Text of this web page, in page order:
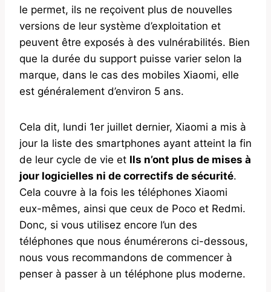
le permet, ils ne reçoivent plus de nouvelles
versions de leur système d’exploitation et
peuvent être exposés à des vulnérabilités. Bien
que la durée du support puisse varier selon la
marque, dans le cas des mobiles Xiaomi, elle
est généralement d’environ 5 ans.
Cela dit, lundi 1er juillet dernier, Xiaomi a mis à
jour la liste des smartphones ayant atteint la fin
de leur cycle de vie et Ils n’ont plus de mises à
jour logicielles ni de correctifs de sécurité.
Cela couvre à la fois les téléphones Xiaomi
eux-mêmes, ainsi que ceux de Poco et Redmi.
Donc, si vous utilisez encore l’un des
téléphones que nous énumérerons ci-dessous,
nous vous recommandons de commencer à
penser à passer à un téléphone plus moderne.